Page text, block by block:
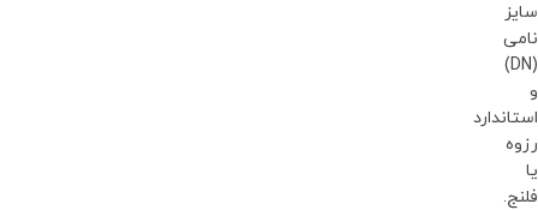
سایز
نامی
(DN)
و
استاندارد
رزوه
یا
فلنج.